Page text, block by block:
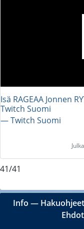
Isä RAGEAA Jonnen
Twitch Suomi
― Twitch Suomi
41/41
Info ― Hakuohjeet